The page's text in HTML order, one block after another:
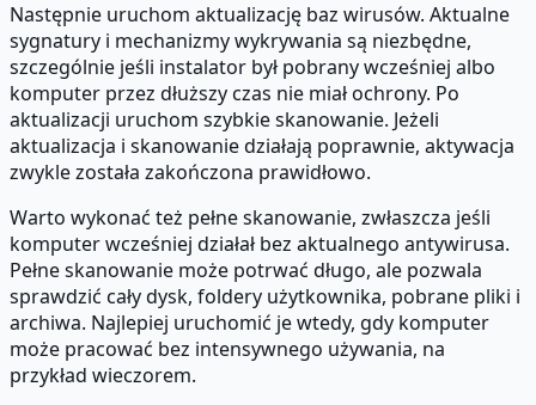
Następnie uruchom aktualizację baz wirusów. Aktualne
sygnatury i mechanizmy wykrywania są niezbędne,
szczególnie jeśli instalator był pobrany wcześniej albo
komputer przez dłuższy czas nie miał ochrony. Po
aktualizacji uruchom szybkie skanowanie. Jeżeli
aktualizacja i skanowanie działają poprawnie, aktywacja
zwykle została zakończona prawidłowo.
Warto wykonać też pełne skanowanie, zwłaszcza jeśli
komputer wcześniej działał bez aktualnego antywirusa.
Pełne skanowanie może potrwać długo, ale pozwala
sprawdzić cały dysk, foldery użytkownika, pobrane pliki i
archiwa. Najlepiej uruchomić je wtedy, gdy komputer
może pracować bez intensywnego używania, na
przykład wieczorem.